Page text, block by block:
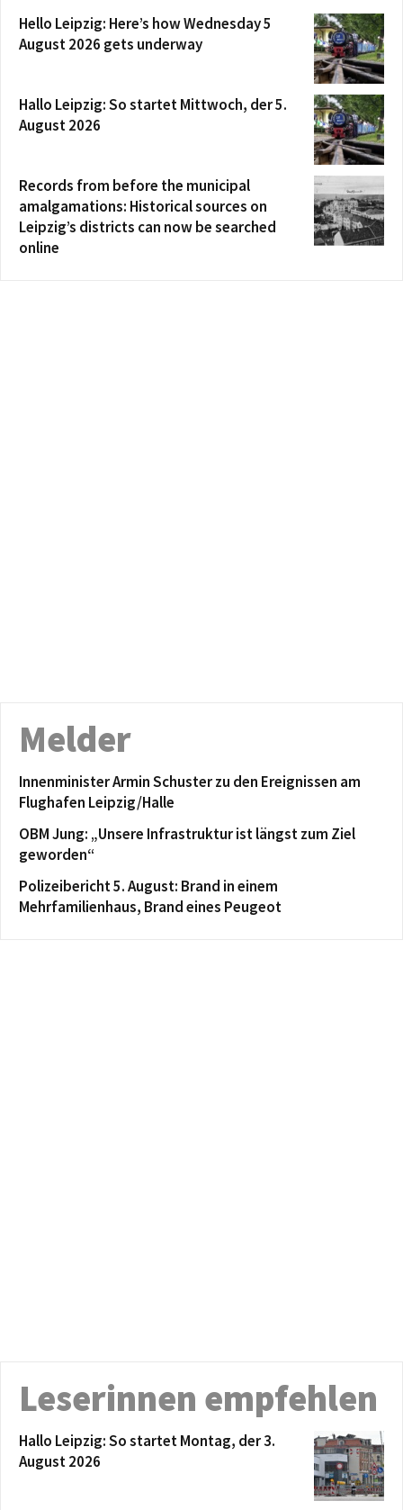
Hello Leipzig: Here’s how Wednesday 5
August 2026 gets underway
Hallo Leipzig: So startet Mittwoch, der 5.
August 2026
Records from before the municipal
amalgamations: Historical sources on
Leipzig’s districts can now be searched
online
Melder
Innenminister Armin Schuster zu den Ereignissen am
Flughafen Leipzig/Halle
OBM Jung: „Unsere Infrastruktur ist längst zum Ziel
geworden“
Polizeibericht 5. August: Brand in einem
Mehrfamilienhaus, Brand eines Peugeot
Leserinnen empfehlen
Hallo Leipzig: So startet Montag, der 3.
August 2026